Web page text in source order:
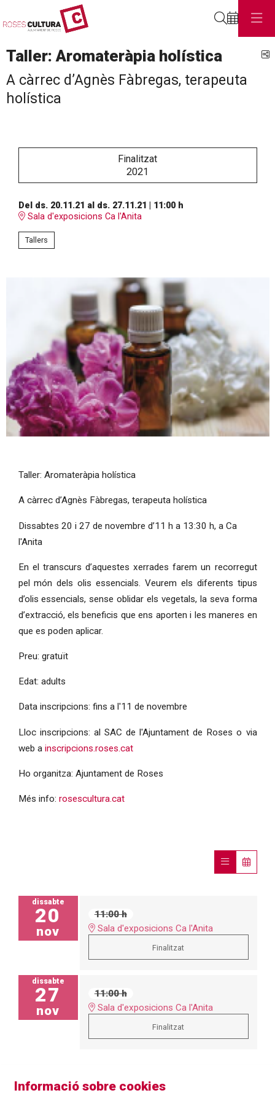
Taller: Aromateràpia holística
A càrrec d’Agnès Fàbregas, terapeuta
holística
Finalitzat
2021
Del ds. 20.11.21 al ds. 27.11.21
11:00 h
Sala d'exposicions Ca l'Anita
Tallers
Taller: Aromateràpia holística
A càrrec d’Agnès Fàbregas, terapeuta holística
Dissabtes 20 i 27 de novembre d’11 h a 13:30 h, a Ca
l'Anita
En el transcurs d’aquestes xerrades farem un recorregut
pel món dels olis essencials. Veurem els diferents tipus
d’olis essencials, sense oblidar els vegetals, la seva forma
d’extracció, els beneficis que ens aporten i les maneres en
que es poden aplicar.
Preu: gratuït
Edat: adults
Data inscripcions: fins a l'11 de novembre
Lloc inscripcions: al SAC de l'Ajuntament de Roses o via
web ainscripcions.roses.cat
Ho organitza: Ajuntament de Roses
Més info: rosescultura.cat
dissabte
20
nov
11:00 h
Sala d'exposicions Ca l'Anita
Finalitzat
dissabte
27
nov
11:00 h
Sala d'exposicions Ca l'Anita
Finalitzat
Informació sobre cookies